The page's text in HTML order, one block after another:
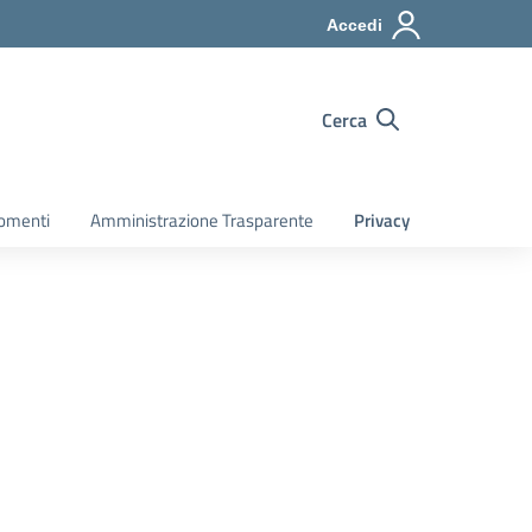
Accedi
Cerca
Amministrazione Trasparente Privacy